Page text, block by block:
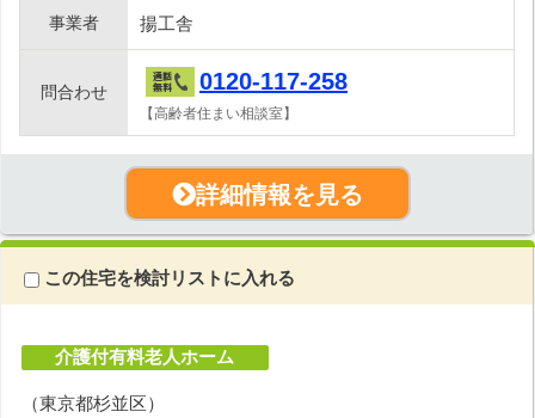
事業者 揚工舎
問合わせ 0120-117-258
【高齢者住まい相談室】
詳細情報を見る
この住宅を検討リストに入れる
介護付有料老人ホーム
（東京都杉並区）